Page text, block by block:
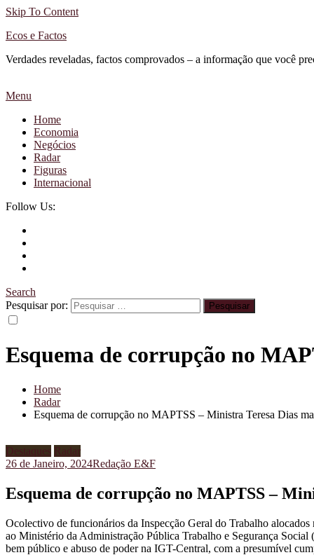
Skip To Content
Ecos e Factos
Verdades reveladas, factos comprovados – a informação que você
Menu
Home
Economia
Negócios
Radar
Figuras
Internacional
Follow Us:
Search
Pesquisar por:
Esquema de corrupção no
Home
Radar
Esquema de corrupção no MAPTSS – Ministra Teresa Dias
Destaques Radar
26 de Janeiro, 2024Redação E&F
Esquema de corrupção no MAPTSS –
Ocolectivo de funcionários da Inspecção Geral do Trabalho
ao Ministério da Administração Pública Trabalho e Segurança
bem público e abuso de poder na IGT-Central, com a presumível